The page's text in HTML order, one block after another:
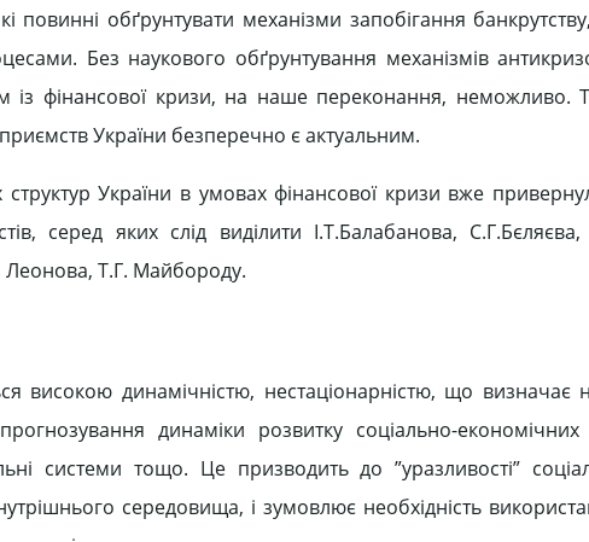
повинні обґрунтувати механізми запобігання
Без наукового обґрунтування механізмів
із фінансової кризи, на наше переконання, неможливо.
України безперечно є актуальним.
України в умовах фінансової кризи вже
серед яких слід виділити І.Т.Балабанова,
Леонова, Т.Г. Майбороду.
високою динамічністю, нестаціонарністю, що визначає
динаміки розвитку соціально-
системи тощо. Це призводить до ”уразливості”
середовища, і зумовлює необхідність